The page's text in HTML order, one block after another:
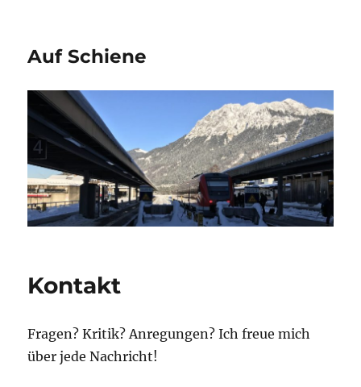
Auf Schiene
Kontakt
Fragen? Kritik? Anregungen? Ich freue mich
über jede Nachricht!